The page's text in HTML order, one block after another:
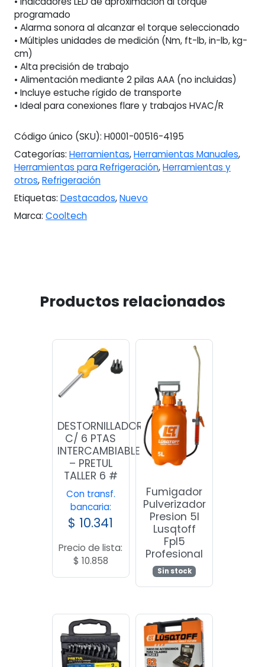
programado
• Alarma sonora al alcanzar el torque seleccionado
• Múltiples unidades de medición (Nm, ft-lb, in-lb, kg-
cm)
• Alta precisión de trabajo
• Alimentación mediante 2 pilas AAA (no incluidas)
• Incluye estuche rígido de transporte
• Ideal para conexiones flare y trabajos HVAC/R
Código único (SKU): H0001-00516-4195
Categorías: Herramientas,Herramientas Manuales,
Herramientas para Refrigeración,Herramientas y
otros,Refrigeración
Etiquetas: Destacados,Nuevo
Marca: Cooltech
Productos relacionados
DESTORNILLADOR
C/ 6 PTAS
INTERCAMBIABLES
– PRETUL
TALLER 6 #
Con transf.
bancaria:
$ 10.341
Precio de lista:
$ 10.858
Fumigador
Pulverizador
Presion 5l
Lusqtoff
Fpl5
Profesional
Sin stock